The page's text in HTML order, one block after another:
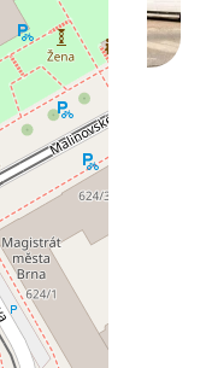
46 m²,
46 m²